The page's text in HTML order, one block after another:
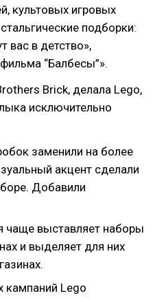
культовых игровых
подборки:
вас в детство»,
“Балбесы”».
Brick, делала Lego,
исключительно
заменили на более
акцент сделали
Добавили
чаще выставляет наборы
и выделяет для них
кампаний Lego